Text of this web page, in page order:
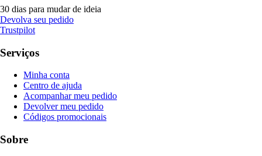
30 dias para mudar de ideia
Devolva seu pedido
Trustpilot
Serviços
Minha conta
Centro de ajuda
Acompanhar meu pedido
Devolver meu pedido
Códigos promocionais
Sobre